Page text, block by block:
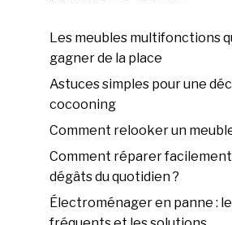
Les meubles multifonctions
gagner de la place
Astuces simples pour une
cocooning
Comment relooker un
Comment réparer
dégâts du quotidien ?
Électroménager en panne :